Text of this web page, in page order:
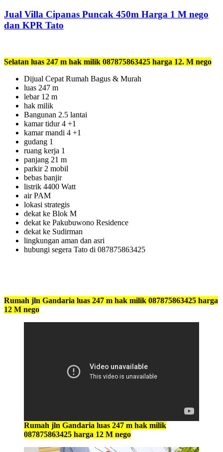
Jual Villa Cipanas Puncak 450m Harga 1 M nego
dan KPR Tato
Selatan luas 247 m hak milik 087875863425 harga 12. M nego
Dijual Cepat Rumah Bagus & Murah
luas 247 m
lebar 12 m
hak milik
Bangunan 2.5 lantai
kamar tidur 4 +1
kamar mandi 4 +1
gudang 1
ruang kerja 1
panjang 21 m
parkir 2 mobil
bebas banjir
listrik 4400 Watt
air PAM
lokasi strategis
dekat ke Blok M
dekat ke Pakubuwono Residence
dekat ke Sudirman
lingkungan aman dan asri
hubungi segera Tato di 087875863425
Rumah jln Gandaria luas 247 m hak milik 087875863425 harga
12 M nego
Rumah jln Gandaria luas 247 m hak milik
087875863425 harga 12 M nego